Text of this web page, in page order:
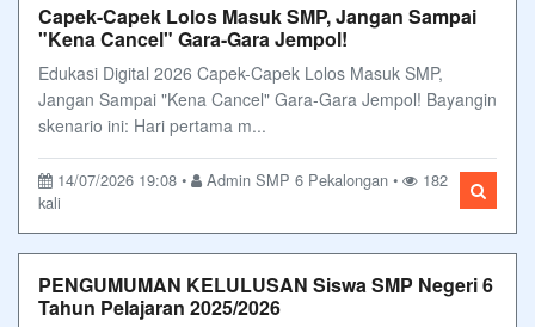
Capek-Capek Lolos Masuk SMP, Jangan Sampai
"Kena Cancel" Gara-Gara Jempol!
Edukasi Digital 2026 Capek-Capek Lolos Masuk SMP,
Jangan Sampai "Kena Cancel" Gara-Gara Jempol! Bayangin
skenario ini: Hari pertama m...
14/07/2026 19:08 • Admin SMP 6 Pekalongan •
182
kali
PENGUMUMAN KELULUSAN Siswa SMP Negeri 6
Tahun Pelajaran 2025/2026